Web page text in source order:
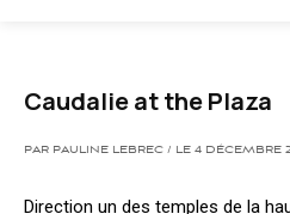
Caudalie at the Plaza
PAR PAULINE LEBREC / LE 4 DÉCEMBRE
Direction un des temples de la